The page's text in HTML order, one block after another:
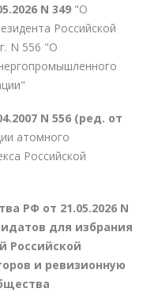
N 349 "О
Российской
N 556 "О
N 556 (ред. от
атомного
Российской
РФ от 21.05.2026 N
для избрания
Российской
и ревизионную